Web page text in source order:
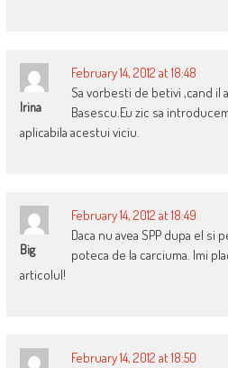
Irina
February 14, 2012 at 18:48
Sa vorbesti de betivi ,cand il
Basescu.Eu zic sa
aplicabila acestui viciu.
Big
February 14, 2012 at 18:49
Daca nu avea SPP dupa el si
poteca de la carciuma. Imi
articolul!
February 14, 2012 at 18:50